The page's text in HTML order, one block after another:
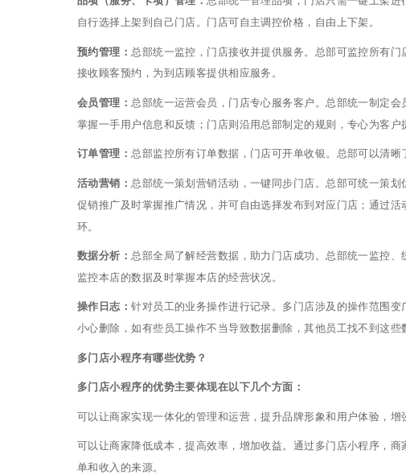
自行选择上架到自己门店。门店可自主调控价格，自由上下架。
预约管理： 总部统一监控，门店接收并提供服务。总部可监控所有
接收顾客预约，为到店顾客提供相应服务。
会员管理： 总部统一运营会员，门店专心服务客户。总部统一制定
掌握一手用户信息和反馈；门店则沿用总部制定的规则，专心为客户
订单管理：总部监控所有订单数据，门店可开单收银。总部可以清
活动营销： 总部统一策划营销活动，一键同步门店。总部可统一策
促销推广及时掌握推广情况，并可自由选择发布到对应门店；通过
环。
数据分析： 总部全局了解经营数据，助力门店成功。总部统一监控
监控本店的数据及时掌握本店的经营状况。
操作日志：针对员工的业务操作进行记录。多门店涉及的操作范围
小心删除，如有些员工操作不当导致数据删除，其他员工找不到这
多门店小程序有哪些优势？
多门店小程序的优势主要体现在以下几个方面：
可以让商家实现一体化的管理和运营，提升品牌形象和用户体验，增
可以让商家降低成本，提高效率，增加收益。通过多门店小程序，
单和收入的来源。